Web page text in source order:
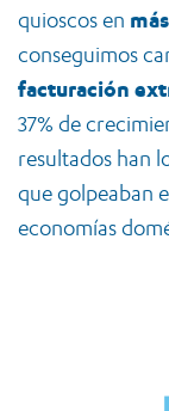
quioscos en
conseguimos
facturación
37% de
resultados han
que golpeaban
economías